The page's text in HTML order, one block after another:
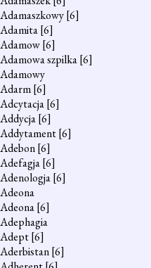
Adamaszkowy[6]
Adamita[6]
Adamow[6]
Adamowa szpilka[6]
Adamowy
Adarm[6]
Adcytacja[6]
Addycja[6]
Addytament[6]
Adebon[6]
Adefagja[6]
Adenologja[6]
Adeona
Adeona[6]
Adephagia
Adept[6]
Aderbistan[6]